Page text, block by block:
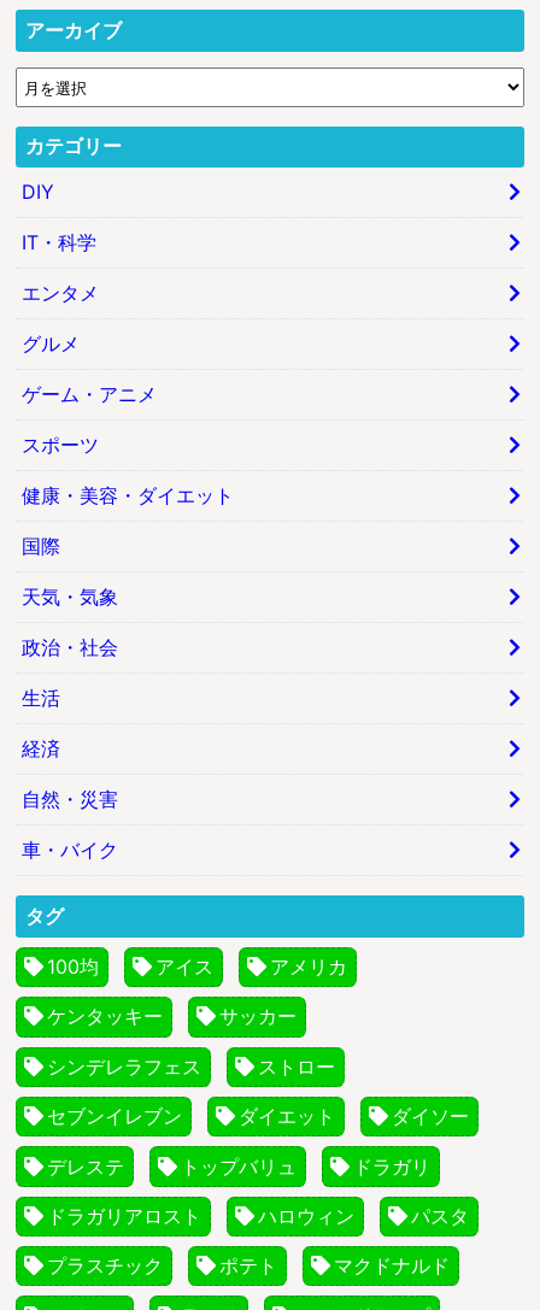
アーカイブ
カテゴリー
DIY
IT・科学
エンタメ
グルメ
ゲーム・アニメ
スポーツ
健康・美容・ダイエット
国際
天気・気象
政治・社会
生活
経済
自然・災害
車・バイク
タグ
100均 アイス アメリカ
ケンタッキー サッカー
シンデレラフェス ストロー
セブンイレブン ダイエット ダイソー
デレステ トップバリュ ドラガリ
ドラガリアロスト ハロウィン パスタ
プラスチック ポテト マクドナルド